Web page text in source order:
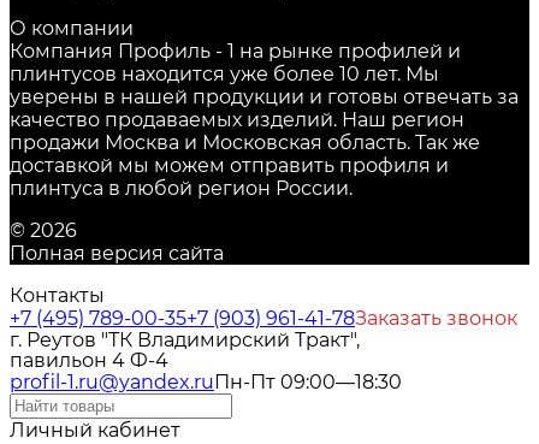
О компании
Компания Профиль - 1 на рынке профилей и
плинтусов находится уже более 10 лет. Мы
уверены в нашей продукции и готовы отвечать за
качество продаваемых изделий. Наш регион
продажи Москва и Московская область. Так же
доставкой мы можем отправить профиля и
плинтуса в любой регион России.
© 2026
Полная версия сайта
Контакты
+7 (495) 789-00-35+7 (903) 961-41-78Заказать звонок
г. Реутов "ТК Владимирский Тракт",
павильон 4 Ф-4
profil-1.ru@yandex.ruПн-Пт 09:00—18:30
Личный кабинет